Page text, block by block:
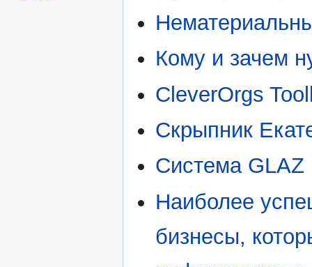
Кому и зачем
CleverOrgs
Скрыпник
Система GLAZ
Наиболее
бизнесы,